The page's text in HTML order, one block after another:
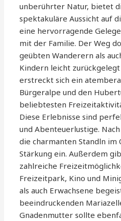
unberührter Natur, bietet
spektakuläre Aussicht auf
eine hervorragende
mit der Familie. Der Weg
geübten Wanderern als
Kindern leicht
erstreckt sich ein
Bürgeralpe und den
beliebtesten
Diese Erlebnisse sind
und Abenteuerlustige.
die charmanten Standln im
Stärkung ein. Außerdem
zahlreiche
Freizeitpark, Kino und
als auch Erwachsene
beeindruckenden
Gnadenmutter sollte